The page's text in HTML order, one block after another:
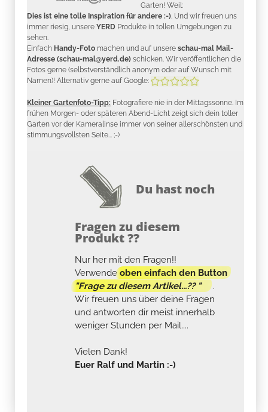
Garten! Weil:
Dies ist eine tolle Inspiration für andere :-) . Und wir freuen uns
immer riesig, unsere YERD Produkte in tollen Umgebungen zu
sehen.
Einfach Handy-Foto machen und auf unsere schau-mal Mail-
Adresse (schau-mal@yerd.de) schicken. Wir veröffentlichen die
Fotos gerne (selbstverständlich anonym oder auf Wunsch mit
Namen)! Alternativ gerne auf Google:
Kleiner Gartenfoto-Tipp: Fotografiere nie in der Mittagssonne. Im
frühen Morgen- oder späteren Abend-Licht zeigt sich dein toller
Garten vor der Kameralinse immer von seiner allerschönsten und
stimmungsvollsten Seite... ;-)
Du hast noch
Fragen zu diesem
Produkt ??
Nur her mit den Fragen!!
Verwendeoben einfach den Button
"Frage zu diesem Artikel...?? "
.
Wir freuen uns über deine Fragen
und antworten dir meist innerhalb
weniger Stunden per Mail....
Vielen Dank!
Euer Ralf und Martin :-)